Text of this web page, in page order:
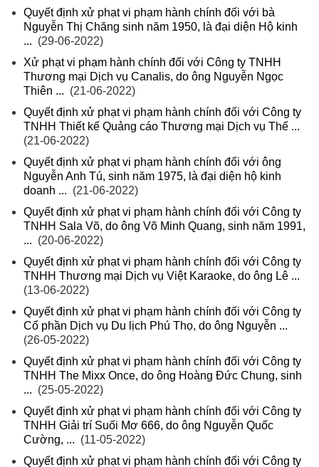
Quyết định xử phạt vi phạm hành chính đối với bà
Nguyễn Thị Chăng sinh năm 1950, là đại diện Hộ kinh
... (29-06-2022)
Xử phạt vi phạm hành chính đối với Công ty TNHH
Thương mại Dịch vụ Canalis, do ông Nguyễn Ngọc
Thiên ... (21-06-2022)
Quyết định xử phạt vi phạm hành chính đối với Công ty
TNHH Thiết kế Quảng cáo Thương mại Dịch vụ Thế ...
(21-06-2022)
Quyết định xử phạt vi phạm hành chính đối với ông
Nguyễn Anh Tú, sinh năm 1975, là đại diện hộ kinh
doanh ... (21-06-2022)
Quyết định xử phạt vi phạm hành chính đối với Công ty
TNHH Sala Võ, do ông Võ Minh Quang, sinh năm 1991,
... (20-06-2022)
Quyết định xử phạt vi phạm hành chính đối với Công ty
TNHH Thương mại Dịch vụ Việt Karaoke, do ông Lê ...
(13-06-2022)
Quyết định xử phạt vi phạm hành chính đối với Công ty
Cổ phần Dịch vụ Du lịch Phú Thọ, do ông Nguyễn ...
(26-05-2022)
Quyết định xử phạt vi phạm hành chính đối với Công ty
TNHH The Mixx Once, do ông Hoàng Đức Chung, sinh
... (25-05-2022)
Quyết định xử phạt vi phạm hành chính đối với Công ty
TNHH Giải trí Suối Mơ 666, do ông Nguyễn Quốc
Cường, ... (11-05-2022)
Quyết định xử phạt vi phạm hành chính đối với Công ty